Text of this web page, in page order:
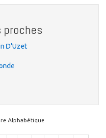
proches
D'Uzet
Alphabétique